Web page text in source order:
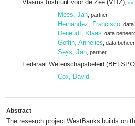
Vlaams Instituut voor de Zee (VLIZ)
Mees, Jan , partner
Hernandez, Francisco ,
Deneudt, Klaas , data
Goffin, Annelies , data
Seys, Jan , partner
Federaal Wetenschapsbeleid
Cox, David
Abstract
The research project WestBanks builds on